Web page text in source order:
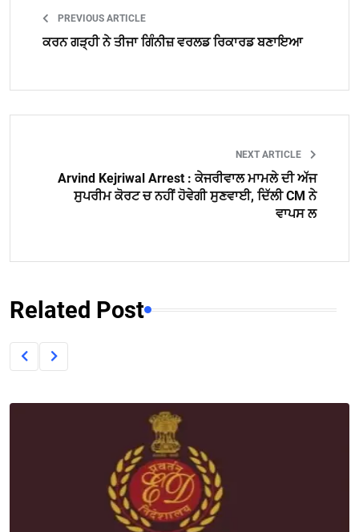
PREVIOUS ARTICLE
ਕਰਨ ਗੜ੍ਹੀ ਨੇ ਤੀਜਾ ਗਿੰਨੀਜ਼ ਵਰਲਡ ਰਿਕਾਰਡ ਬਣਾਇਆ
NEXT ARTICLE
Arvind Kejriwal Arrest : ਕੇਜਰੀਵਾਲ ਮਾਮਲੇ ਦੀ ਅੱਜ
ਸੁਪਰੀਮ ਕੋਰਟ ਚ ਨਹੀਂ ਹੋਵੇਗੀ ਸੁਣਵਾਈ, ਦਿੱਲੀ CM ਨੇ
ਵਾਪਸ ਲ
Related Post